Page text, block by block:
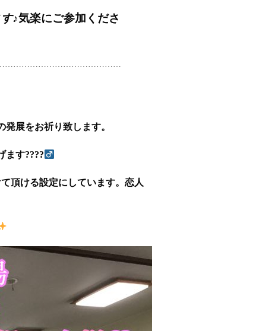
♪気楽にご参加くださ
展をお祈り致します。
ます????‍
頂ける設定にしています。恋人